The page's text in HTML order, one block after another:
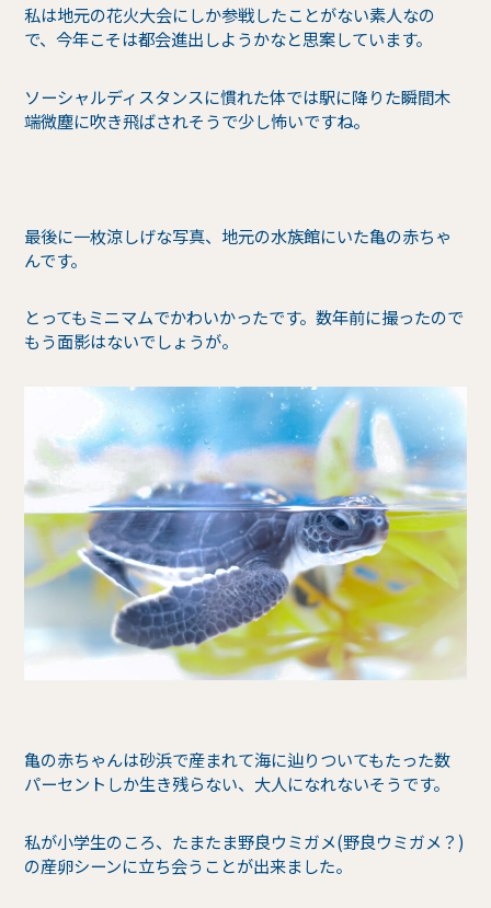
私は地元の花火大会にしか参戦したことがない素人なの
で、今年こそは都会進出しようかなと思案しています。
ソーシャルディスタンスに慣れた体では駅に降りた瞬間木
端微塵に吹き飛ばされそうで少し怖いですね。
最後に一枚涼しげな写真、地元の水族館にいた亀の赤ちゃ
んです。
とってもミニマムでかわいかったです。数年前に撮ったので
もう面影はないでしょうが。
亀の赤ちゃんは砂浜で産まれて海に辿りついてもたった数
パーセントしか生き残らない、大人になれないそうです。
私が小学生のころ、たまたま野良ウミガメ(野良ウミガメ？)
の産卵シーンに立ち会うことが出来ました。